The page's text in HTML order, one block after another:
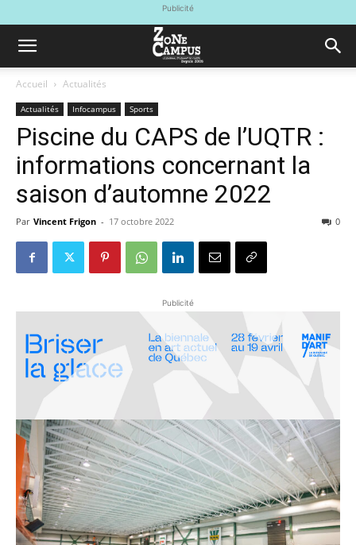
Publicité
Accueil Actualités
Actualités Infocampus Sports
Piscine du CAPS de l’UQTR :
informations concernant la
saison d’automne 2022
Par Vincent Frigon - 17 octobre 2022 0
Publicité